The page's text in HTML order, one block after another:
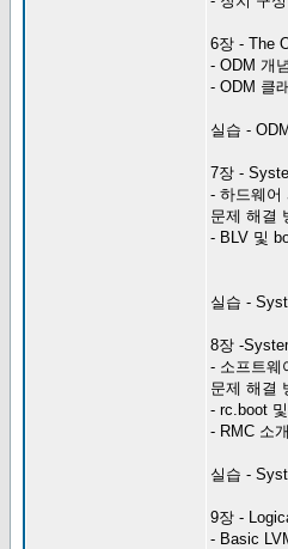
6장 - The
- ODM 개
- ODM 클
실습 - ODM
7장 -
- 하드웨어
문제 해결
- BLV 및
실습 -
8장 -
- 소프트웨
문제 해결
- rc.boot
- RMC 소개
실습 -
9장 -
- Basic